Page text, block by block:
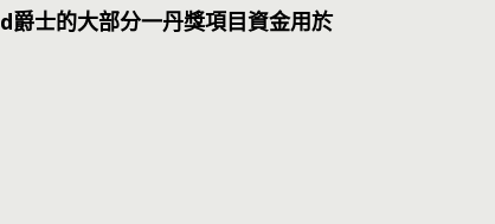
士的大部分一丹獎項目資金用於